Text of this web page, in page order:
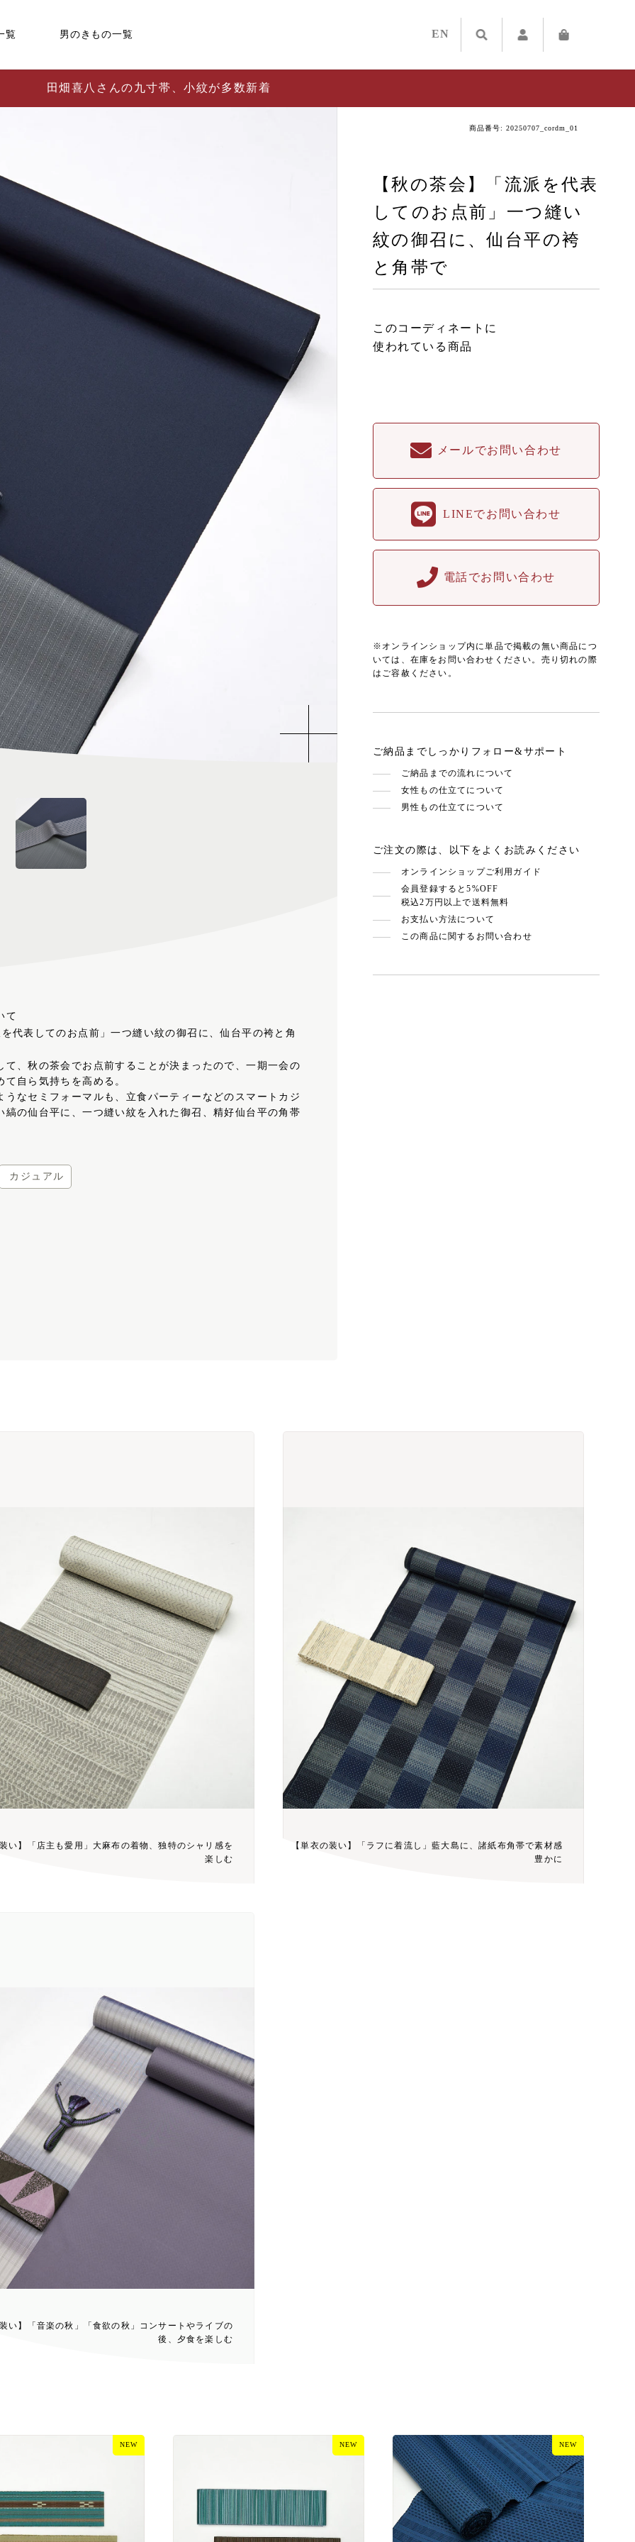
覧 男のきもの一覧 EN
田畑喜八さんの九寸帯、小紋が多数新着
て
代表してのお点前」一つ縫い紋の御召に、仙台平の袴と角
て、秋の茶会でお点前することが決まったので、一期一会の
自ら気持ちを高める。
うなセミフォーマルも、立食パーティーなどのスマートカジ
縞の仙台平に、一つ縫い紋を入れた御召、精好仙台平の角帯
カジュアル
商品番号: 20250707_cordm_01
【秋の茶会】「流派を代表
してのお点前」一つ縫い
紋の御召に、仙台平の袴
と角帯で
このコーディネートに
使われている商品
メールでお問い合わせ
LINEでお問い合わせ
電話でお問い合わせ
※オンラインショップ内に単品で掲載の無い商品につ
いては、在庫をお問い合わせください。売り切れの際
はご容赦ください。
ご納品までしっかりフォロー&サポート
ご納品までの流れについて
女性もの仕立てについて
男性もの仕立てについて
ご注文の際は、以下をよくお読みください
オンラインショップご利用ガイド
会員登録すると5%OFF
税込2万円以上で送料無料
お支払い方法について
この商品に関するお問い合わせ
い】「店主も愛用」大麻布の着物、独特のシャリ感を
楽しむ
【単衣の装い】「ラフに着流し」藍大島に、諸紙布角帯で素材感
豊かに
い】「音楽の秋」「食欲の秋」コンサートやライブの
後、夕食を楽しむ
NEW NEW NEW